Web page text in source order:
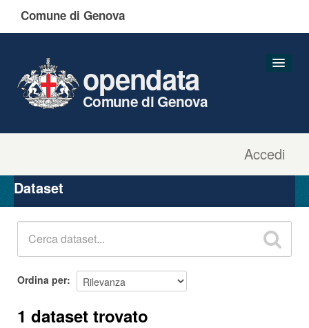
Comune di Genova
Accedi
opendata
Comune di Genova
Organizzazioni
Gruppi
Dataset
Ordina per
1 dataset trovato